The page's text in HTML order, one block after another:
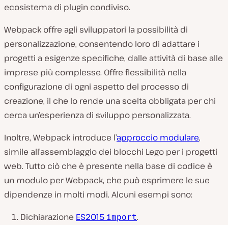
ecosistema di plugin condiviso.
Webpack offre agli sviluppatori la possibilità di
personalizzazione, consentendo loro di adattare i
progetti a esigenze specifiche, dalle attività di base alle
imprese più complesse. Offre flessibilità nella
configurazione di ogni aspetto del processo di
creazione, il che lo rende una scelta obbligata per chi
cerca un’esperienza di sviluppo personalizzata.
Inoltre, Webpack introduce l’approccio modulare,
simile all’assemblaggio dei blocchi Lego per i progetti
web. Tutto ciò che è presente nella base di codice è
un modulo per Webpack, che può esprimere le sue
dipendenze in molti modi. Alcuni esempi sono:
Dichiarazione ES2015 import.